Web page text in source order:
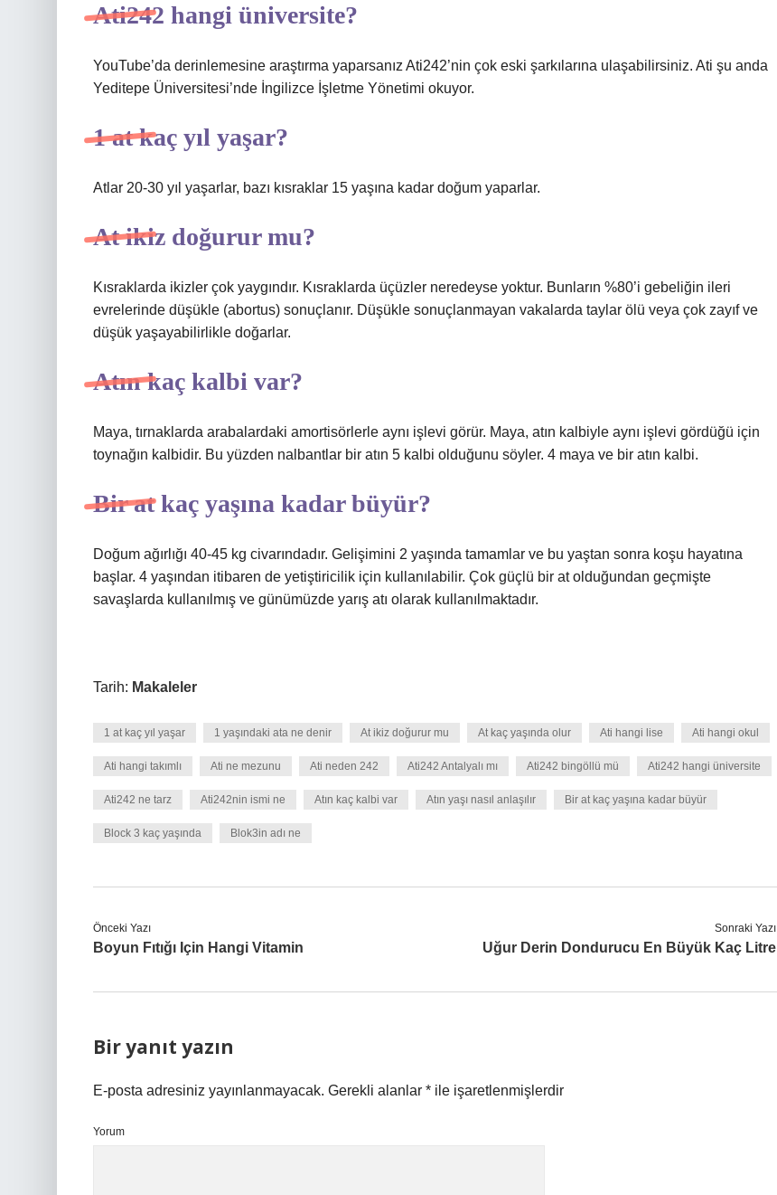
Ati242 hangi üniversite?
YouTube’da derinlemesine araştırma yaparsanız Ati242’nin çok eski şarkılarına ulaşabilirsiniz. Ati şu anda
Yeditepe Üniversitesi’nde İngilizce İşletme Yönetimi okuyor.
1 at kaç yıl yaşar?
Atlar 20-30 yıl yaşarlar, bazı kısraklar 15 yaşına kadar doğum yaparlar.
At ikiz doğurur mu?
Kısraklarda ikizler çok yaygındır. Kısraklarda üçüzler neredeyse yoktur. Bunların %80’i gebeliğin ileri
evrelerinde düşükle (abortus) sonuçlanır. Düşükle sonuçlanmayan vakalarda taylar ölü veya çok zayıf ve
düşük yaşayabilirlikle doğarlar.
Atın kaç kalbi var?
Maya, tırnaklarda arabalardaki amortisörlerle aynı işlevi görür. Maya, atın kalbiyle aynı işlevi gördüğü için
toynağın kalbidir. Bu yüzden nalbantlar bir atın 5 kalbi olduğunu söyler. 4 maya ve bir atın kalbi.
Bir at kaç yaşına kadar büyür?
Doğum ağırlığı 40-45 kg civarındadır. Gelişimini 2 yaşında tamamlar ve bu yaştan sonra koşu hayatına
başlar. 4 yaşından itibaren de yetiştiricilik için kullanılabilir. Çok güçlü bir at olduğundan geçmişte
savaşlarda kullanılmış ve günümüzde yarış atı olarak kullanılmaktadır.
Tarih: Makaleler
1 at kaç yıl yaşar 1 yaşındaki ata ne denir At ikiz doğurur mu At kaç yaşında olur Ati hangi lise Ati hangi okul
Ati hangi takımlı Ati ne mezunu Ati neden 242 Ati242 Antalyalı mı Ati242 bingöllü mü Ati242 hangi üniversite
Ati242 ne tarz Ati242nin ismi ne Atın kaç kalbi var Atın yaşı nasıl anlaşılır Bir at kaç yaşına kadar büyür
Block 3 kaç yaşında Blok3in adı ne
Önceki Yazı
Boyun Fıtığı Için Hangi Vitamin
Sonraki Yazı
Uğur Derin Dondurucu En Büyük Kaç Litre
Bir yanıt yazın
E-posta adresiniz yayınlanmayacak. Gerekli alanlar * ile işaretlenmişlerdir
Yorum